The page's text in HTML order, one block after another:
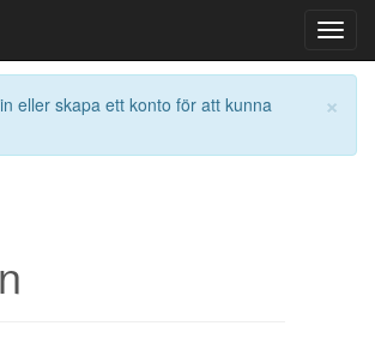
×
eller skapa ett konto för att kunna